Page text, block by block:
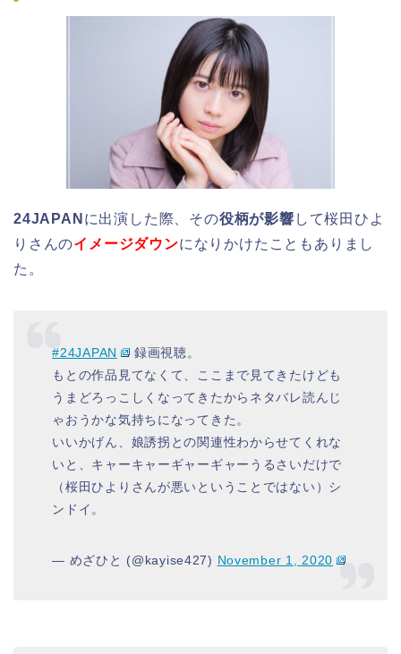
24JAPAN に出演した際、その役柄が影響 して桜田ひよ
りさんのイメージダウンになりかけたこともありまし
た。
#24JAPAN
録画視聴。
もとの作品見てなくて、ここまで見てきたけども
うまどろっこしくなってきたからネタバレ読んじ
ゃおうかな気持ちになってきた。
いいかげん、娘誘拐との関連性わからせてくれな
いと、キャーキャーギャーギャーうるさいだけで
（桜田ひよりさんが悪いということではない）シ
ンドイ。
— めざひと (@kayise427) November 1, 2020